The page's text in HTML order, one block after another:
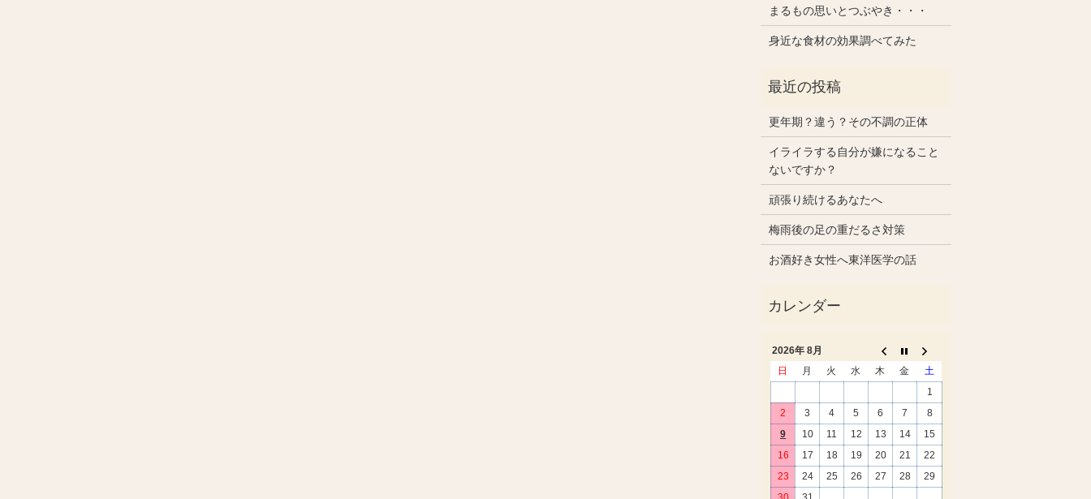
まるもの思いとつぶやき・・・
身近な食材の効果調べてみた
更年期？違う？その不調の正体
イライラする自分が嫌になること
ないですか？
頑張り続けるあなたへ
梅雨後の足の重だるさ対策
お酒好き女性へ東洋医学の話
2026年 8月
日
月 火 水 木 金
土
1
2
3 4 5 6 7
8
9
10 11 12 13 14
15
16
17 18 19 20 21
22
23
24 25 26 27 28
29